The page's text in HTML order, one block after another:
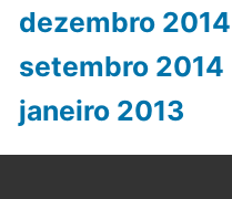
dezembro 2014
setembro 2014
janeiro 2013